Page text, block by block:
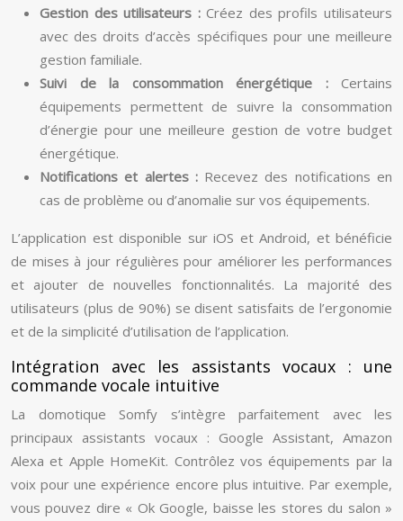
Gestion des utilisateurs :Créez des profils utilisateurs
avec des droits d’accès spécifiques pour une meilleure
gestion familiale.
Suivi de la consommation énergétique : Certains
équipements permettent de suivre la consommation
d’énergie pour une meilleure gestion de votre budget
énergétique.
Notifications et alertes : Recevez des notifications en
cas de problème ou d’anomalie sur vos équipements.
L’application est disponible sur iOS et Android, et bénéficie
de mises à jour régulières pour améliorer les performances
et ajouter de nouvelles fonctionnalités. La majorité des
utilisateurs (plus de 90%) se disent satisfaits de l’ergonomie
et de la simplicité d’utilisation de l’application.
Intégration avec les assistants vocaux : une
commande vocale intuitive
La domotique Somfy s’intègre parfaitement avec les
principaux assistants vocaux : Google Assistant, Amazon
Alexa et Apple HomeKit. Contrôlez vos équipements par la
voix pour une expérience encore plus intuitive. Par exemple,
vous pouvez dire « Ok Google, baisse les stores du salon »